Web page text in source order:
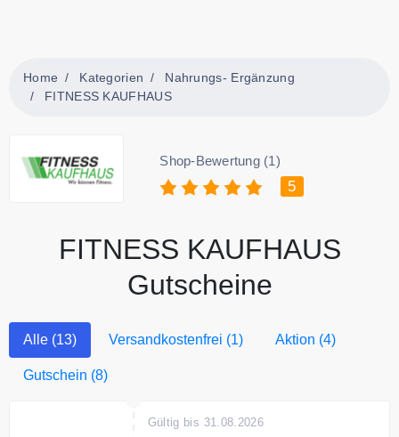
Home Kategorien
Nahrungs- Ergänzung
FITNESS KAUFHAUS
Shop-Bewertung (1)
5
FITNESS KAUFHAUS
Gutscheine
Alle (13) Versandkostenfrei (1) Aktion (4)
Gutschein (8)
Gültig bis 31.08.2026